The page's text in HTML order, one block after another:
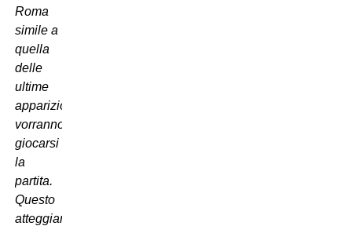
Roma
simile a
quella
delle
ultime
apparizioni,
vorranno
giocarsi
la
partita.
Questo
atteggiamento